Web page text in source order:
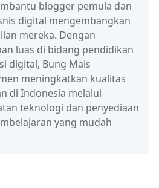
blogger pemula dan
digital mengembangkan
mereka. Dengan
luas di bidang pendidikan
digital, Bung Mais
meningkatkan kualitas
di Indonesia melalui
teknologi dan penyediaan
yang mudah